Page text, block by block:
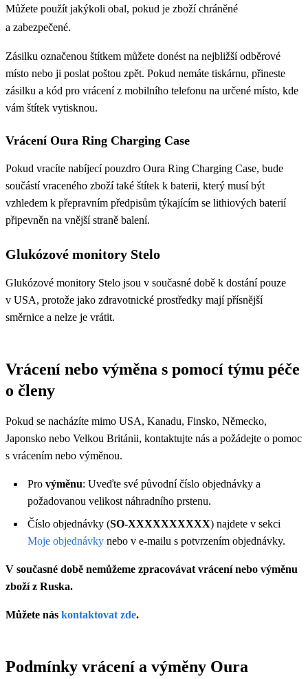
Můžete použít jakýkoli obal, pokud je zboží chráněné
a zabezpečené.
Zásilku označenou štítkem můžete donést na nejbližší odběrové
místo nebo ji poslat poštou zpět. Pokud nemáte tiskárnu, přineste
zásilku a kód pro vrácení z mobilního telefonu na určené místo, kde
vám štítek vytisknou.
Vrácení Oura Ring Charging Case
Pokud vracíte nabíjecí pouzdro Oura Ring Charging Case, bude
součástí vraceného zboží také štítek k baterii, který musí být
vzhledem k přepravním předpisům týkajícím se lithiových baterií
připevněn na vnější straně balení.
Glukózové monitory Stelo
Glukózové monitory Stelo jsou v současné době k dostání pouze
v USA, protože jako zdravotnické prostředky mají přísnější
směrnice a nelze je vrátit.
Vrácení nebo výměna s pomocí týmu péče
o členy
Pokud se nacházíte mimo USA, Kanadu, Finsko, Německo,
Japonsko nebo Velkou Británii, kontaktujte nás a požádejte o pomoc
s vrácením nebo výměnou.
Pro výměnu: Uveďte své původní číslo objednávky a
požadovanou velikost náhradního prstenu.
Číslo objednávky (SO-XXXXXXXXXX) najdete v sekci
Moje objednávky nebo v e-mailu s potvrzením objednávky.
V současné době nemůžeme zpracovávat vrácení nebo výměnu
zboží z Ruska.
Můžete nás kontaktovat zde.
Podmínky vrácení a výměny Oura